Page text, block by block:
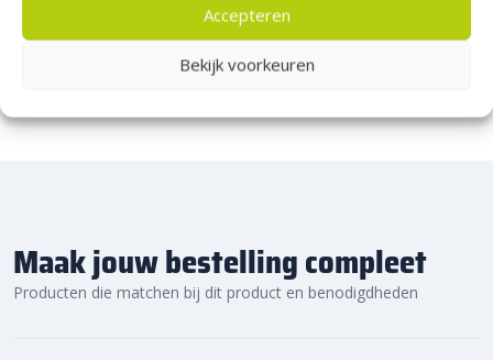
Accepteren
Bekijk voorkeuren
Maak jouw bestelling compleet
Producten die matchen bij dit product en benodigdheden